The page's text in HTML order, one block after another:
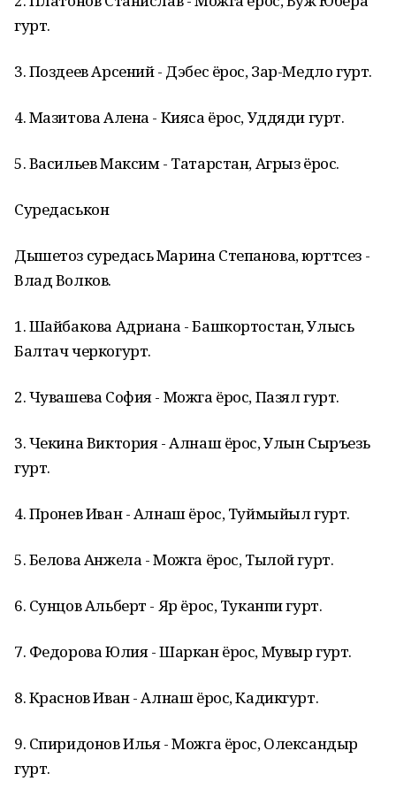
гурт.
3. Поздеев Арсений - Дэбес ёрос, Зар-Медло гурт.
4. Мазитова Алена - Кияса ёрос, Уддяди гурт.
5. Васильев Максим - Татарстан, Агрыз ёрос.
Суредаськон
Дышетоз суредась Марина Степанова, юрттӥсез -
Влад Волков.
1. Шайбакова Адриана - Башкортостан, Улысь
Балтач черкогурт.
2. Чувашева София - Можга ёрос, Пазял гурт.
3. Чекина Виктория - Алнаш ёрос, Улын Сыръезь
гурт.
4. Пронев Иван - Алнаш ёрос, Туймыйыл гурт.
5. Белова Анжела - Можга ёрос, Тылой гурт.
6. Сунцов Альберт - Яр ёрос, Туканпи гурт.
7. Федорова Юлия - Шаркан ёрос, Мувыр гурт.
8. Краснов Иван - Алнаш ёрос, Кадикгурт.
9. Спиридонов Илья - Можга ёрос, Олександыр
гурт.